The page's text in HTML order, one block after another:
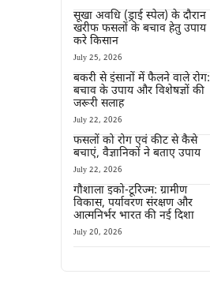
सूखा अवधि (ड्राई स्पेल) के दौरान
खरीफ फसलों के बचाव हेतु उपाय
करे किसान
July 25, 2026
बकरी से इंसानों में फैलने वाले रोग:
बचाव के उपाय और विशेषज्ञों की
जरूरी सलाह
July 22, 2026
फसलों को रोग एवं कीट से कैसे
बचाएं, वैज्ञानिकों ने बताए उपाय
July 22, 2026
गौशाला इको-टूरिज्म: ग्रामीण
विकास, पर्यावरण संरक्षण और
आत्मनिर्भर भारत की नई दिशा
July 20, 2026